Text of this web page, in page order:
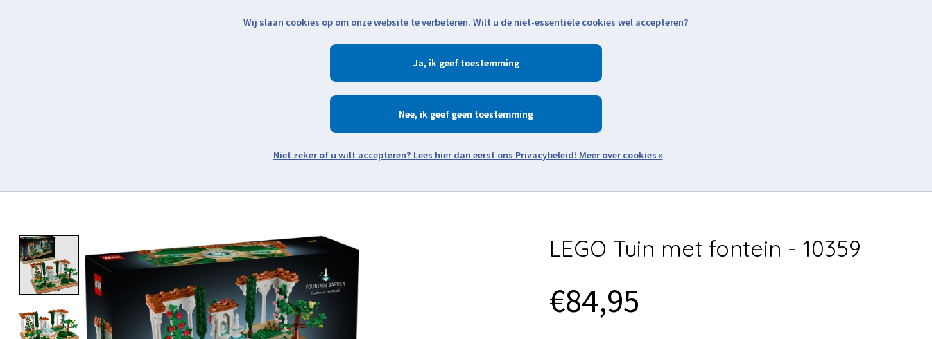
Zoeken
Product image slideshow Items LEGO Tuin met fontein - 10359
€84,95
Wij slaan cookies op om onze website te verbeteren. Wilt u de niet-essentiële cookies wel accepteren?
Ja
Nee
Meer over cookies »